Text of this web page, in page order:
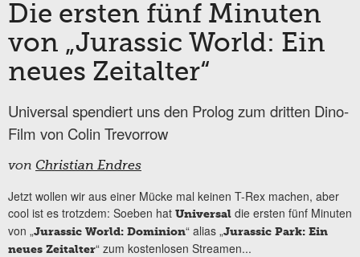
Die ersten fünf Minuten
von „Jurassic World: Ein
neues Zeitalter“
Universal spendiert uns den Prolog zum dritten Dino-
Film von Colin Trevorrow
von Christian Endres
Jetzt wollen wir aus einer Mücke mal keinen T-Rex machen, aber
cool ist es trotzdem: Soeben hat Universal die ersten fünf Minuten
von „Jurassic World: Dominion“ alias „Jurassic Park: Ein
neues Zeitalter“ zum kostenlosen Streamen...